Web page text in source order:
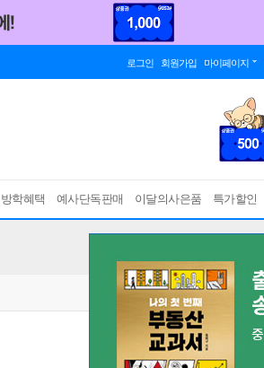
로그인 회원가입 마이페이지
학혜택 예사단독판매 이달의사은품 특가할인